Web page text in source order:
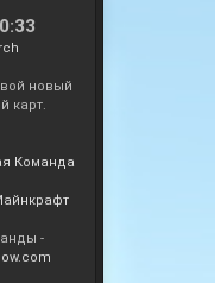
новый
карт.
Команда
-